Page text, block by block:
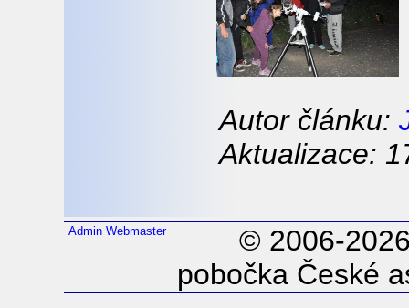
Autor článku:
Aktualizace:
Admin Webmaster
© 2006-
pobočka České